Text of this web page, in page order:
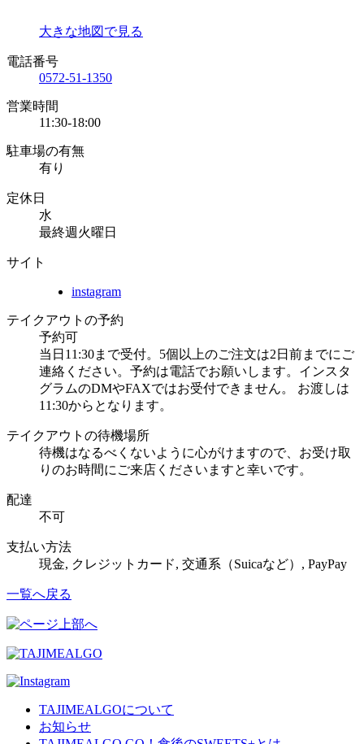
大きな地図で見る
電話番号
0572-51-1350
営業時間
11:30-18:00
駐車場の有無
有り
定休日
水
最終週火曜日
サイト
instagram
テイクアウトの予約
予約可
当日11:30まで受付。5個以上のご注文は2日前までにご
連絡ください。予約は電話でお願いします。インスタ
グラムのDMやFAXではお受付できません。 お渡しは
11:30からとなります。
テイクアウトの待機場所
待機はなるべくないように心がけますので、お受け取
りのお時間にご来店くださいますと幸いです。
配達
不可
支払い方法
現金, クレジットカード, 交通系（Suicaなど）, PayPay
一覧へ戻る
TAJIMEALGOについて
お知らせ